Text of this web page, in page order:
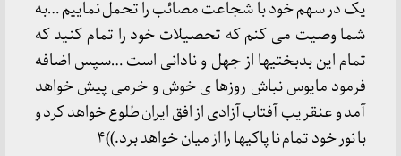
یک در سهم خود با شجاعت مصائب را تحمل نماییم …به
شما وصیت می کنم که تحصیلات خود را تمام کنید که
تمام این بدبختیها از جهل و نادانی است …سپس اضافه
فرمود مایوس نباش روزها ی خوش و خرمی پیش خواهد
آمد و عنقریب آفتاب آزادی از افق ایران طلوع خواهد کرد و
با نور خود تمام نا پاکیها را از میان خواهد برد.))۴